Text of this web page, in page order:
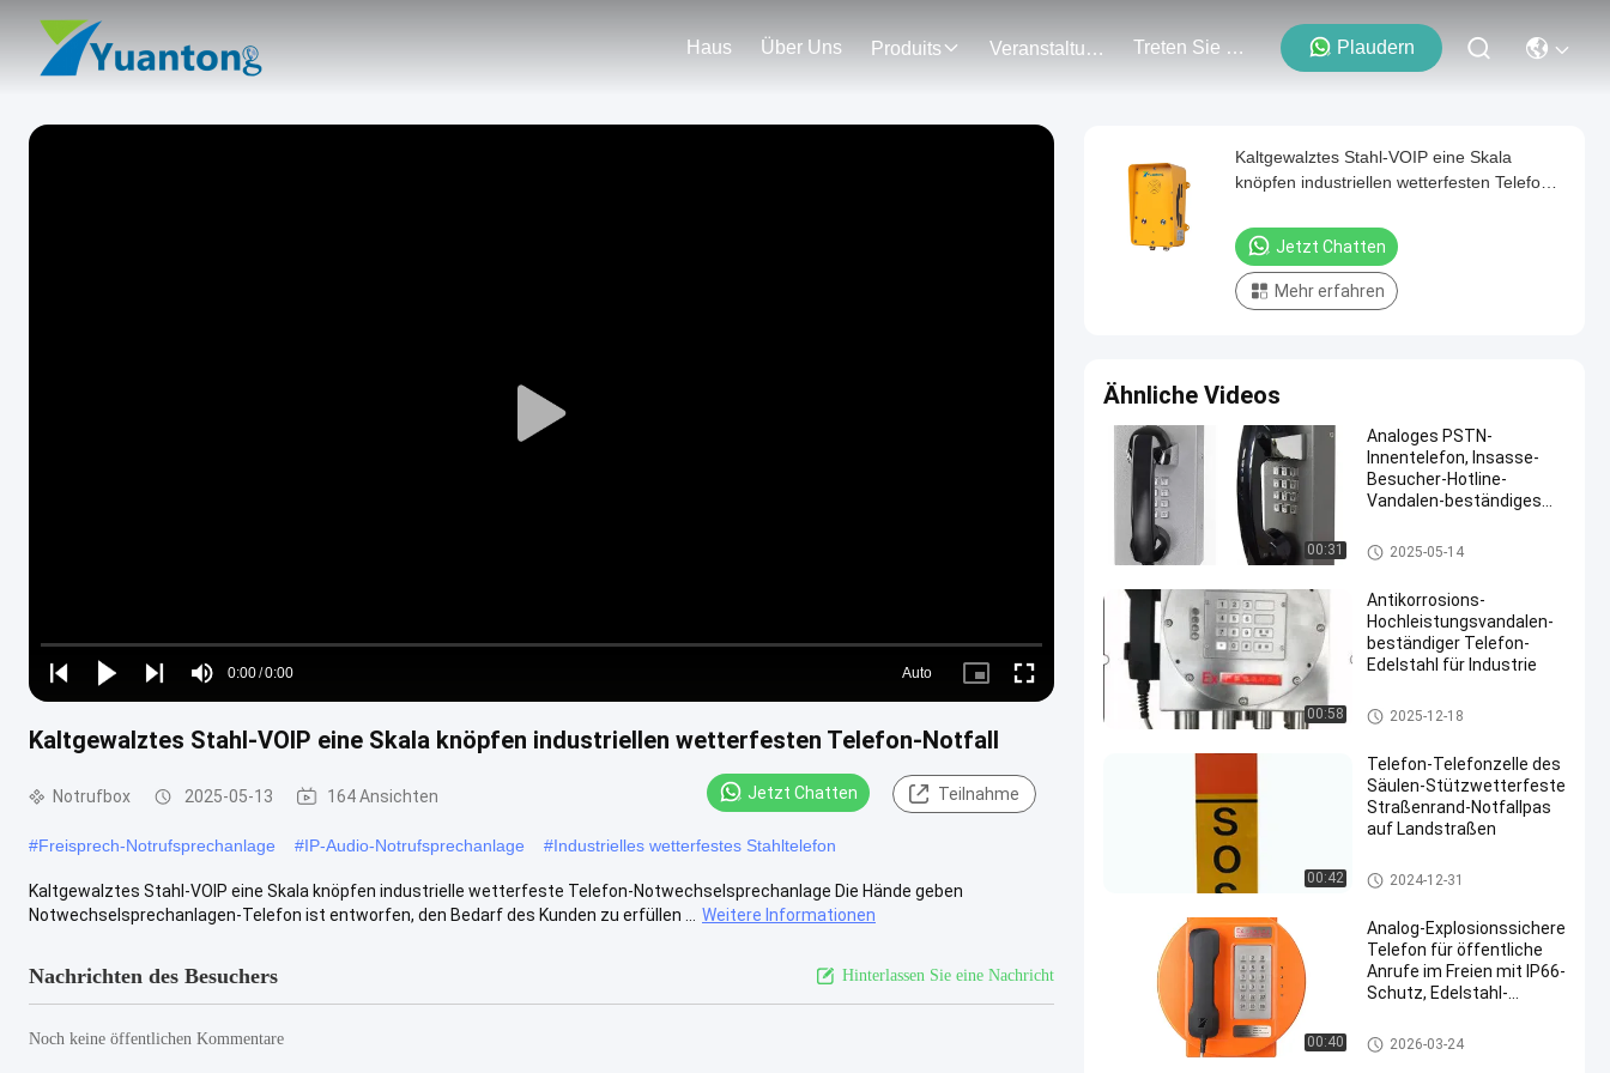
Haus Über Uns Produits Veranstaltungen Treten Sie Mit Uns In Verbindung Plaudern
Play
Play
Play
Play
Mute
Time
0:00/0:00
Loaded:
0%
Auto
Picture- Fullscreen
Kaltgewalztes Stahl-VOIP eine Skala knöpfen industriellen wetterfesten Telefon-Notfall
Notrufbox 2025-05-13 164 Ansichten Jetzt Chatten Teilnahme
#Freisprech-Notrufsprechanlage #IP-Audio-Notrufsprechanlage #Industrielles wetterfestes Stahltelefon
Kaltgewalztes Stahl-VOIP eine Skala knöpfen industrielle wetterfeste Telefon-Notwechselsprechanlage Die Hände geben
Notwechselsprechanlagen-Telefon ist entworfen, den Bedarf des Kunden zu erfüllen ...
Weitere Informationen
Nachrichten des Besuchers Hinterlassen Sie eine Nachricht
Noch keine öffentlichen Kommentare
Kaltgewalztes Stahl-VOIP eine Skala
knöpfen industriellen wetterfesten Telefon-
Jetzt Chatten
Mehr erfahren
Ähnliche Videos
00:31
Analoges PSTN-
Innentelefon, Insasse-
Besucher-Hotline-
Vandalen-beständiges
Vandalen-beständiges Telefon
2025-05-14
00:58
Antikorrosions-
Hochleistungsvandalen-
beständiger Telefon-
Edelstahl für Industrie
Notrufbox
2025-12-18
00:42
Telefon-Telefonzelle des
Säulen-Stützwetterfeste
Straßenrand-Notfallpas
auf Landstraßen
Notrufbox
2024-12-31
00:40
Analog-Explosionssichere
Telefon für öffentliche
Anrufe im Freien mit IP66-
Schutz, Edelstahl-
eingebauten Verstärker
Explosionssicheres Telefon
2026-03-24